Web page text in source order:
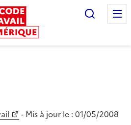
- Mis à jour le : 01/05/2008